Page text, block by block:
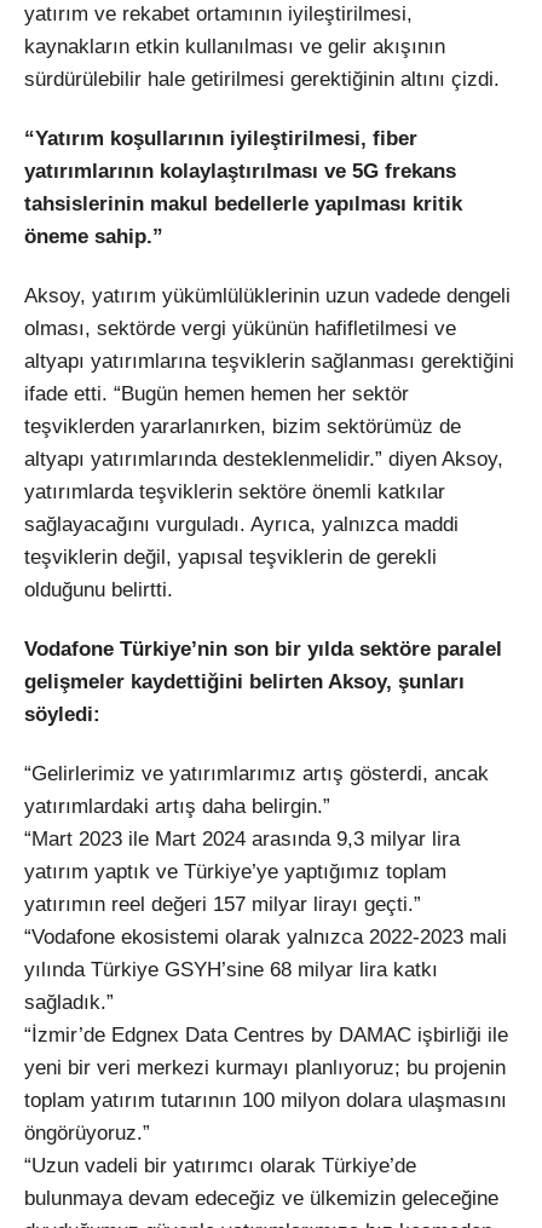
yatırım ve rekabet ortamının iyileştirilmesi,
kaynakların etkin kullanılması ve gelir akışının
sürdürülebilir hale getirilmesi gerektiğinin altını çizdi.
“Yatırım koşullarının iyileştirilmesi, fiber
yatırımlarının kolaylaştırılması ve 5G frekans
tahsislerinin makul bedellerle yapılması kritik
öneme sahip.”
Aksoy, yatırım yükümlülüklerinin uzun vadede dengeli
olması, sektörde vergi yükünün hafifletilmesi ve
altyapı yatırımlarına teşviklerin sağlanması gerektiğini
ifade etti. “Bugün hemen hemen her sektör
teşviklerden yararlanırken, bizim sektörümüz de
altyapı yatırımlarında desteklenmelidir.” diyen Aksoy,
yatırımlarda teşviklerin sektöre önemli katkılar
sağlayacağını vurguladı. Ayrıca, yalnızca maddi
teşviklerin değil, yapısal teşviklerin de gerekli
olduğunu belirtti.
Vodafone Türkiye’nin son bir yılda sektöre paralel
gelişmeler kaydettiğini belirten Aksoy, şunları
söyledi:
“Gelirlerimiz ve yatırımlarımız artış gösterdi, ancak
yatırımlardaki artış daha belirgin.”
“Mart 2023 ile Mart 2024 arasında 9,3 milyar lira
yatırım yaptık ve Türkiye’ye yaptığımız toplam
yatırımın reel değeri 157 milyar lirayı geçti.”
“Vodafone ekosistemi olarak yalnızca 2022-2023 mali
yılında Türkiye GSYH’sine 68 milyar lira katkı
sağladık.”
“İzmir’de Edgnex Data Centres by DAMAC işbirliği ile
yeni bir veri merkezi kurmayı planlıyoruz; bu projenin
toplam yatırım tutarının 100 milyon dolara ulaşmasını
öngörüyoruz.”
“Uzun vadeli bir yatırımcı olarak Türkiye’de
bulunmaya devam edeceğiz ve ülkemizin geleceğine